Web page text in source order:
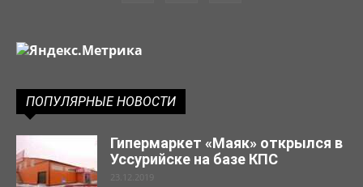
ПОПУЛЯРНЫЕ НОВОСТИ
Гипермаркет «Маяк» открылся в
Уссурийске на базе КПС
23.12.2019